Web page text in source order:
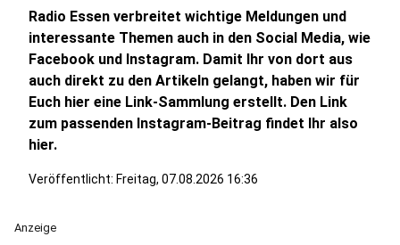
Radio Essen verbreitet wichtige Meldungen und
interessante Themen auch in den Social Media, wie
Facebook und Instagram. Damit Ihr von dort aus
auch direkt zu den Artikeln gelangt, haben wir für
Euch hier eine Link-Sammlung erstellt. Den Link
zum passenden Instagram-Beitrag findet Ihr also
hier.
Veröffentlicht: Freitag, 07.08.2026 16:36
Anzeige